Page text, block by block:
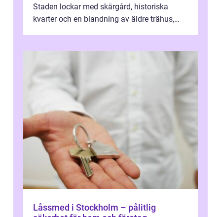
Staden lockar med skärgård, historiska
kvarter och en blandning av äldre trähus,
Låssmed i Stockholm – pålitlig